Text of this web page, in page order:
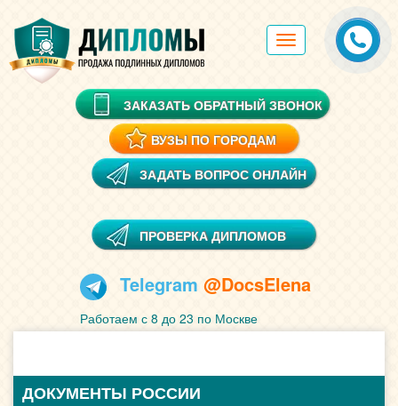
Toggle
navigation
ЗАКАЗАТЬ ОБРАТНЫЙ ЗВОНОК
ВУЗЫ ПО ГОРОДАМ
ЗАДАТЬ ВОПРОС ОНЛАЙН
ПРОВЕРКА ДИПЛОМОВ
Telegram @DocsElena
Работаем с 8 до 23 по Москве
ДОКУМЕНТЫ РОССИИ